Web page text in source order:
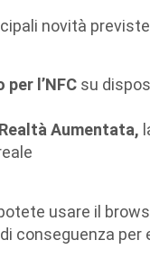
novità
l’NFC su
Aumentata,
usare il
conseguenza